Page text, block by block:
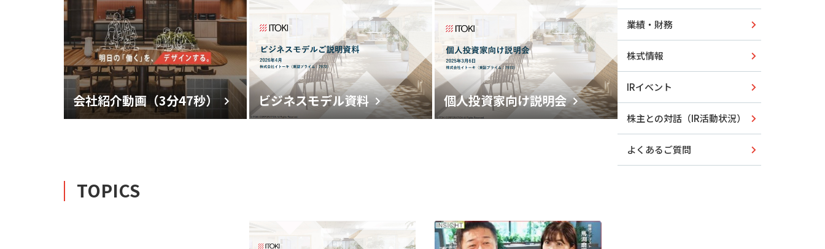
会社紹介動画（3分47秒） ビジネスモデル資料 個人投資家向け説明会
TOPICS
業績・財務
株式情報
IRイベント
株主との対話（IR活動状況）
よくあるご質問